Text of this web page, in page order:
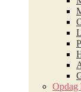
Opdag